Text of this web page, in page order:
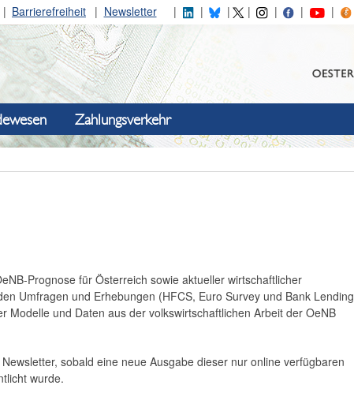
Barrierefreiheit Newsletter
Zahlungsverkehr
Prognose für Österreich sowie aktueller wirtschaftlicher
Umfragen und Erhebungen (HFCS, Euro Survey und Bank Lending
Modelle und Daten aus der volkswirtschaftlichen Arbeit der OeNB
sobald eine neue Ausgabe dieser nur online verfügbaren
wurde.